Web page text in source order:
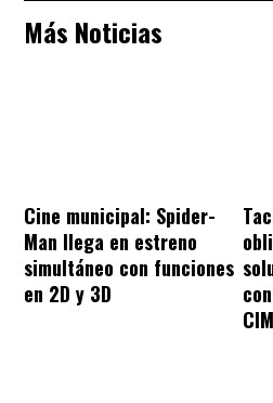
Más Noticias
Cine municipal: Spider-
Man llega en estreno
simultáneo con funciones
en 2D y 3D